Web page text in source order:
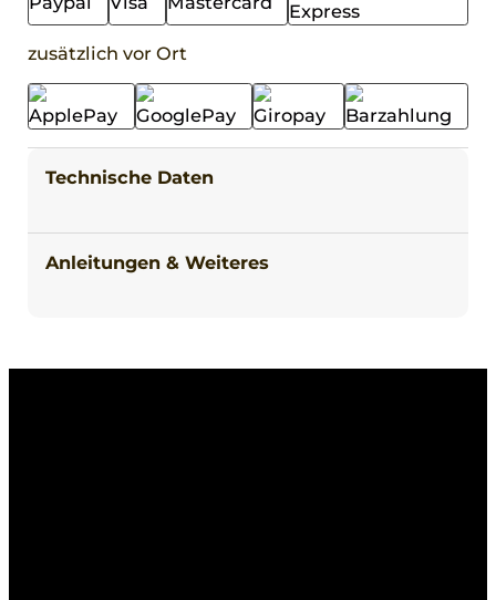
zusätzlich vor Ort
Technische Daten
Anleitungen & Weiteres